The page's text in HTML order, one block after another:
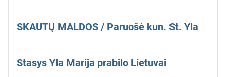
SKAUTŲ MALDOS / Paruošė kun. St. Yla
Stasys Yla Marija prabilo Lietuvai